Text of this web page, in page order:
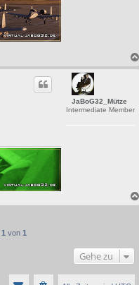
JaBoG32_Mütze
Intermediate Member
1 von 1
Gehe zu